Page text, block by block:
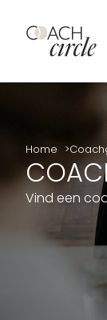
Home
Vind een